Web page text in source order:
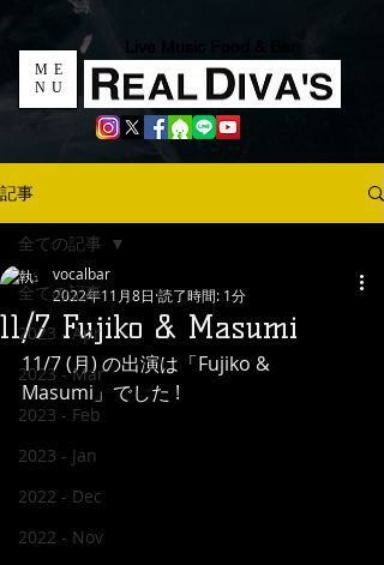
ME
NU
記事
全ての記事
2023 - Apr
2023 - Mar
2023 - Feb
2023 - Jan
2022 - Dec
2022 - Nov
全ての記事
11/7 Fujiko & Masumi
vocalbar
2022年11月8日 読了時間: 1分
11/7 (月) の出演は「Fujiko &
Masumi」でした !